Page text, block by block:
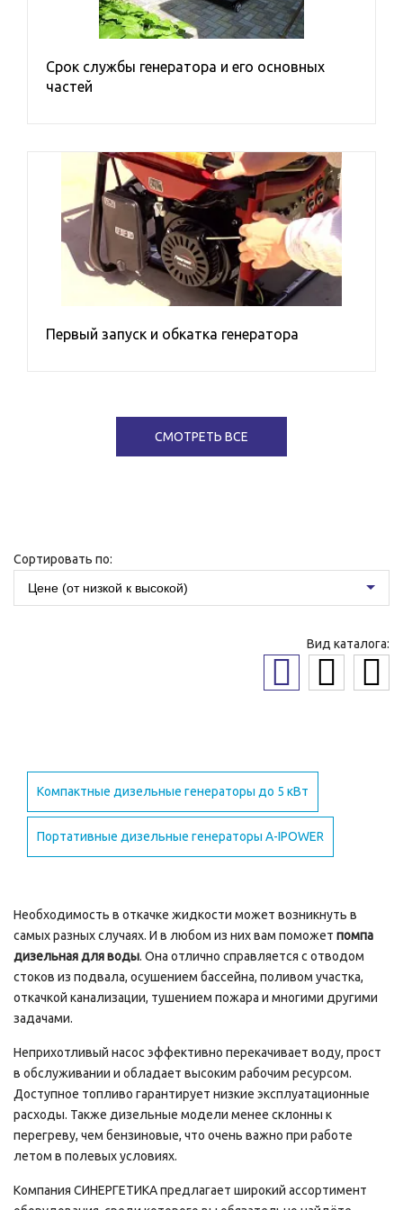
Срок службы генератора и его основных
частей
Первый запуск и обкатка генератора
СМОТРЕТЬ ВСЕ
Сортировать по:
Цене (от низкой к высокой)
Вид каталога:
Компактные дизельные генераторы до 5 кВт
Портативные дизельные генераторы A-IPOWER
Необходимость в откачке жидкости может возникнуть в
самых разных случаях. И в любом из них вам поможет помпа
дизельная для воды. Она отлично справляется с отводом
стоков из подвала, осушением бассейна, поливом участка,
откачкой канализации, тушением пожара и многими другими
задачами.
Неприхотливый насос эффективно перекачивает воду, прост
в обслуживании и обладает высоким рабочим ресурсом.
Доступное топливо гарантирует низкие эксплуатационные
расходы. Также дизельные модели менее склонны к
перегреву, чем бензиновые, что очень важно при работе
летом в полевых условиях.
Компания СИНЕРГЕТИКА предлагает широкий ассортимент